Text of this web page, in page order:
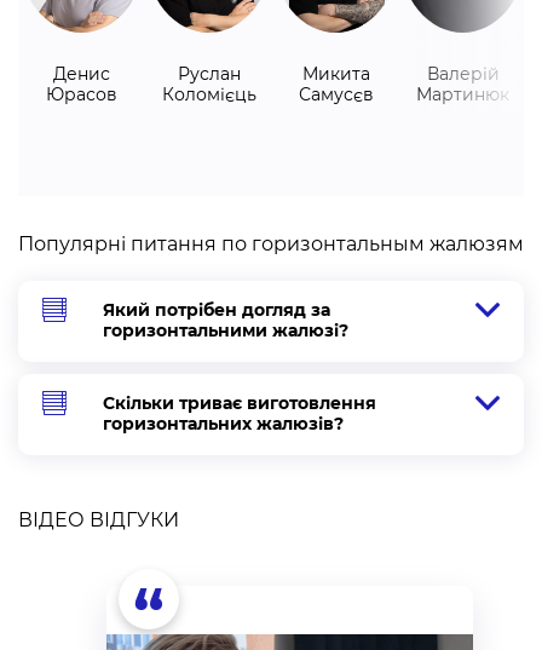
Денис
Юрасов
Руслан
Коломієць
Микита
Самусєв
Валерій
Мартинюк
Популярні питання по горизонтальным жалюзям
Який потрібен догляд за
горизонтальними жалюзі?
Скільки триває виготовлення
горизонтальних жалюзів?
ВІДЕО ВІДГУКИ
“